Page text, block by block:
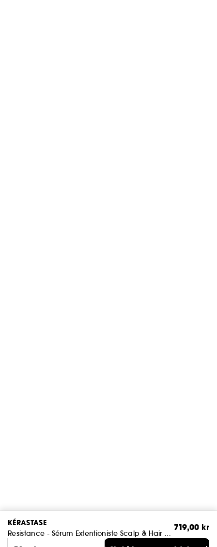
KÉRASTASE
Resistance - Sérum Extentioniste Scalp & Hair Serum
719,00 kr